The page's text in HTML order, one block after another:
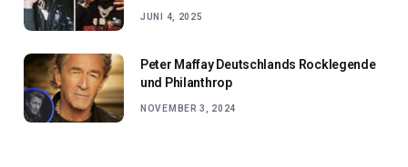
JUNI 4, 2025
Peter Maffay Deutschlands Rocklegende
und Philanthrop
NOVEMBER 3, 2024